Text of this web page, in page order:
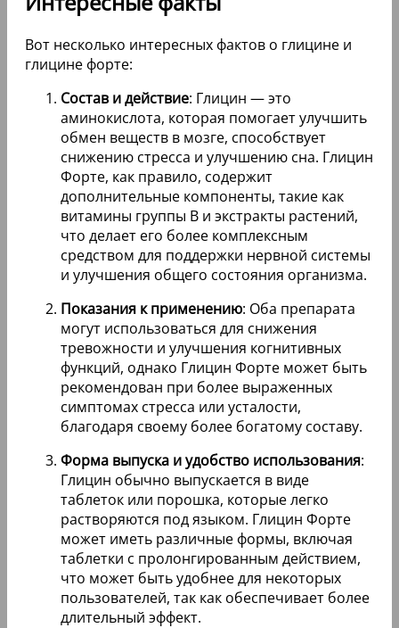
Вот несколько интересных фактов о глицине и
глицине форте:
Состав и действие: Глицин — это
аминокислота, которая помогает улучшить
обмен веществ в мозге, способствует
снижению стресса и улучшению сна. Глицин
Форте, как правило, содержит
дополнительные компоненты, такие как
витамины группы B и экстракты растений,
что делает его более комплексным
средством для поддержки нервной системы
и улучшения общего состояния организма.
Показания к применению: Оба препарата
могут использоваться для снижения
тревожности и улучшения когнитивных
функций, однако Глицин Форте может быть
рекомендован при более выраженных
симптомах стресса или усталости,
благодаря своему более богатому составу.
Форма выпуска и удобство использования:
Глицин обычно выпускается в виде
таблеток или порошка, которые легко
растворяются под языком. Глицин Форте
может иметь различные формы, включая
таблетки с пролонгированным действием,
что может быть удобнее для некоторых
пользователей, так как обеспечивает более
длительный эффект.